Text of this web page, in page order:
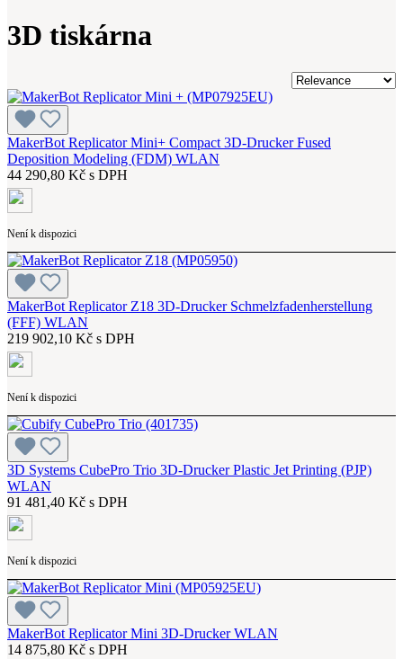
3D tiskárna
MakerBot Replicator Mini+ Compact 3D-Drucker Fused
Deposition Modeling (FDM) WLAN
44 290,80 Kč s DPH
Není k dispozici
MakerBot Replicator Z18 3D-Drucker Schmelzfadenherstellung
(FFF) WLAN
219 902,10 Kč s DPH
Není k dispozici
3D Systems CubePro Trio 3D-Drucker Plastic Jet Printing (PJP)
WLAN
91 481,40 Kč s DPH
Není k dispozici
MakerBot Replicator Mini 3D-Drucker WLAN
14 875,80 Kč s DPH